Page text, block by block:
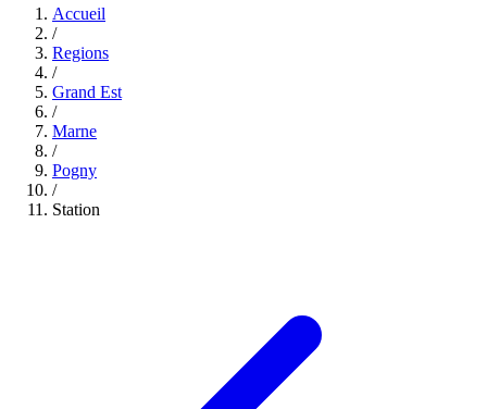
Accueil
/
Regions
/
Grand Est
/
Marne
/
Pogny
/
Station